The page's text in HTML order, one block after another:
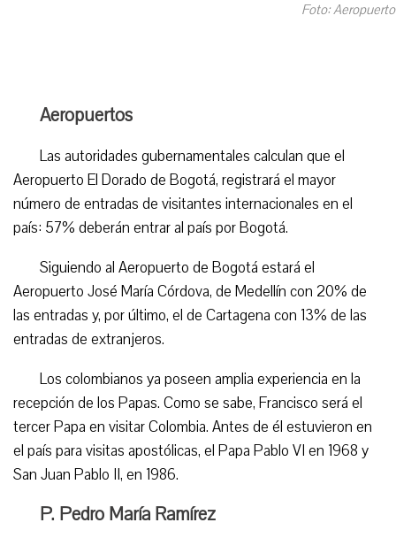
Foto:
Aeropuertos
Las autoridades gubernamentales calculan que el
Aeropuerto El Dorado de Bogotá, registrará el mayor
número de entradas de visitantes internacionales en el
país: 57% deberán entrar al país por Bogotá.
Siguiendo al Aeropuerto de Bogotá estará el
Aeropuerto José María Córdova, de Medellín con 20% de
las entradas y, por último, el de Cartagena con 13% de las
entradas de extranjeros.
Los colombianos ya poseen amplia experiencia en la
recepción de los Papas. Como se sabe, Francisco será el
tercer Papa en visitar Colombia. Antes de él estuvieron en
el país para visitas apostólicas, el Papa Pablo VI en 1968 y
San Juan Pablo II, en 1986.
P. Pedro María Ramírez